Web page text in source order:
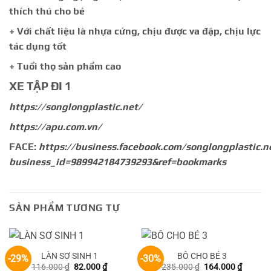
thích thú cho bé
+ Với chất liệu là nhựa cứng, chịu được va đập, chịu lực
tác dụng tốt
+ Tuổi thọ sản phẩm cao
XE TẬP ĐI 1
https://songlongplastic.net/
https://apu.com.vn/
FACE: https://business.facebook.com/
business_id=989942184739293&ref=bookmarks
SẢN PHẨM TƯƠNG TỰ
-29%
LÀN SƠ SINH 1
116.000₫ Giá
82.000₫Giá
-30%
BÔ CHO BÉ 3
235.000₫ Giá
164.000₫Giá